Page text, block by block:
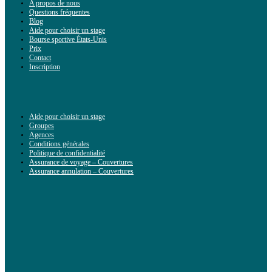
A propos de nous
Questions fréquentes
Blog
Aide pour choisir un stage
Bourse sportive États-Unis
Prix
Contact
Inscription
Aide pour choisir un stage
Groupes
Agences
Conditions générales
Politique de confidentialité
Assurance de voyage – Couvertures
Assurance annulation – Couvertures